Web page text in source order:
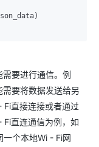
要进行通信。例
要将数据发送给另
Fi直接连接或者通过
Fi直连通信为例，如
一个本地Wi - Fi网